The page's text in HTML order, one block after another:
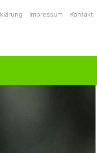
Impressum Kontakt